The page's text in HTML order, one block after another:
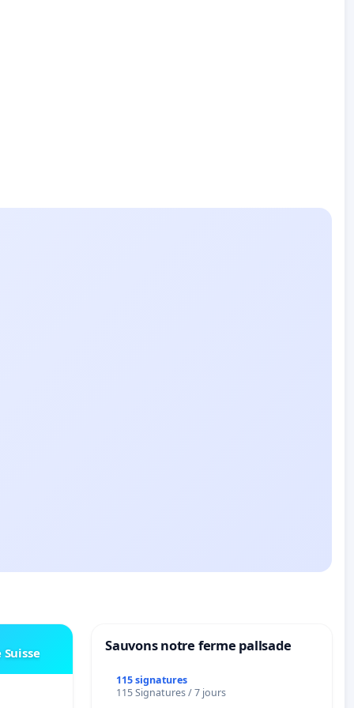
Sauvons notre ferme pallsade
115 signatures
115 Signatures / 7 jours